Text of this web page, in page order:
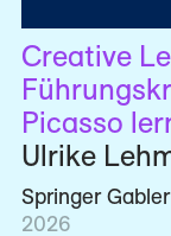
Creative
Picasso
Ulrike
Springer Gabler
2026